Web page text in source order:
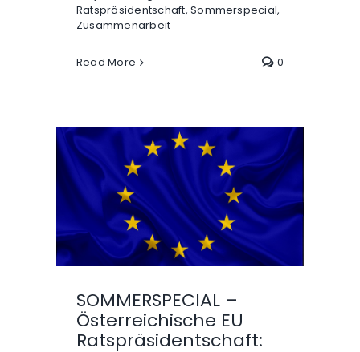
Ratspräsidentschaft,Sommerspecial,
Zusammenarbeit
Read More 0
SOMMERSPECIAL –
Österreichische EU
Ratspräsidentschaft: